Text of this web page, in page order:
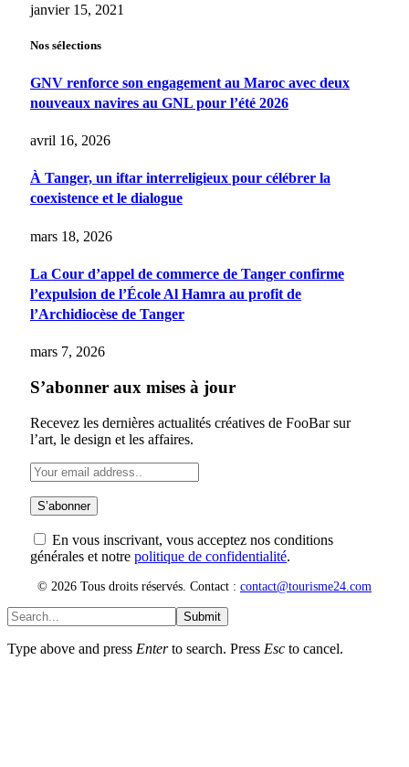
janvier 15, 2021
Nos sélections
GNV renforce son engagement au Maroc avec deux
nouveaux navires au GNL pour l’été 2026
avril 16, 2026
À Tanger, un iftar interreligieux pour célébrer la
coexistence et le dialogue
mars 18, 2026
La Cour d’appel de commerce de Tanger confirme
l’expulsion de l’École Al Hamra au profit de
l’Archidiocèse de Tanger
mars 7, 2026
S’abonner aux mises à jour
Recevez les dernières actualités créatives de FooBar sur
l’art, le design et les affaires.
En vous inscrivant, vous acceptez nos conditions
générales et notre politique de confidentialité.
© 2026 Tous droits réservés. Contact : contact@tourisme24.com
Submit
Type above and press Enterto search. Press Esc to cancel.